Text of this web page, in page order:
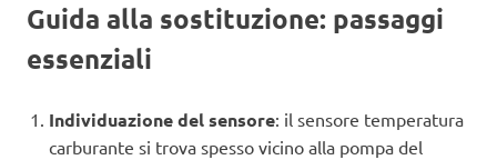
Guida alla sostituzione: passaggi
essenziali
Individuazione del sensore: il sensore temperatura
carburante si trova spesso vicino alla pompa del